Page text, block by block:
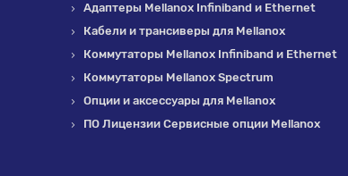
Адаптеры Mellanox Infiniband и Ethernet
Кабели и трансиверы для Mellanox
Коммутаторы Mellanox Infiniband и Ethernet
Коммутаторы Mellanox Spectrum
Опции и аксессуары для Mellanox
ПО Лицензии Сервисные опции Mellanox